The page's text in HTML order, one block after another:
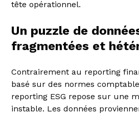
tête opérationnel.
Un puzzle de
fragmentées et
Contrairement au reporting
basé sur des normes
reporting ESG repose sur une
instable. Les données